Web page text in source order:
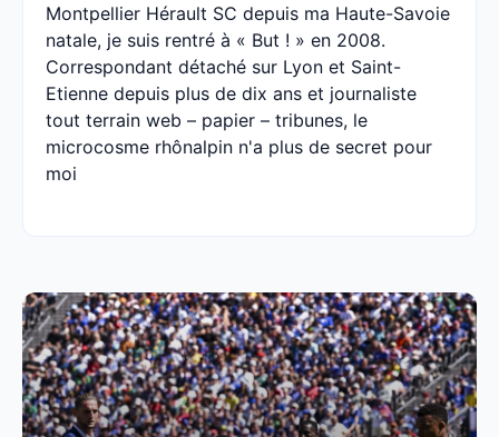
Montpellier Hérault SC depuis ma Haute-Savoie
natale, je suis rentré à « But ! » en 2008.
Correspondant détaché sur Lyon et Saint-
Etienne depuis plus de dix ans et journaliste
tout terrain web – papier – tribunes, le
microcosme rhônalpin n'a plus de secret pour
moi